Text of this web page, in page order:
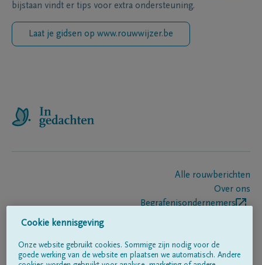
bijstaan vindt er tips voor extra ondersteuning.
Laat je gidsen op www.rouwwijzer.be
Alle rouwberichten
Over ons
Begrafenisondernemers
Volg ons op
Cookie kennisgeving
Onze website gebruikt cookies. Sommige zijn nodig voor de
goede werking van de website en plaatsen we automatisch. Andere